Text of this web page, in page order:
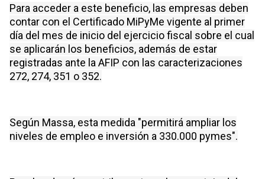
Para acceder a este beneficio, las empresas deben
contar con el Certificado MiPyMe vigente al primer
día del mes de inicio del ejercicio fiscal sobre el cual
se aplicarán los beneficios, además de estar
registradas ante la AFIP con las caracterizaciones
272, 274, 351 o 352.
Según Massa, esta medida "permitirá ampliar los
niveles de empleo e inversión a 330.000 pymes".